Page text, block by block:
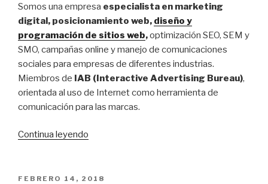
Somos una empresa especialista en marketing
digital, posicionamiento web, diseño y
programación de sitios web,optimización SEO, SEM y
SMO, campañas online y manejo de comunicaciones
sociales para empresas de diferentes industrias.
Miembros de IAB (Interactive Advertising Bureau),
orientada al uso de Internet como herramienta de
comunicación para las marcas.
Continua leyendo
sitios
POSTED
FEBRERO 14, 2018